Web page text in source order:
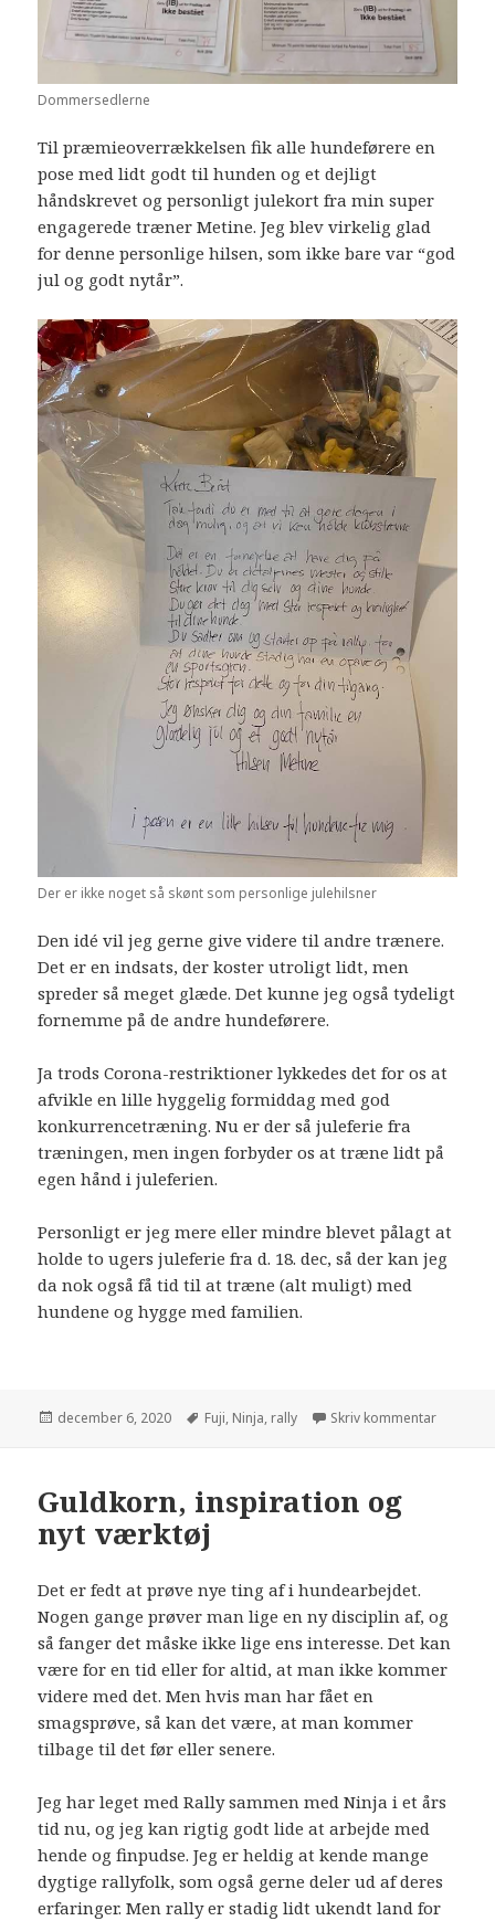
Dommersedlerne
Til præmieoverrækkelsen fik alle hundeførere en
pose med lidt godt til hunden og et dejligt
håndskrevet og personligt julekort fra min super
engagerede træner Metine. Jeg blev virkelig glad
for denne personlige hilsen, som ikke bare var “god
jul og godt nytår”.
Der er ikke noget så skønt som personlige julehilsner
Den idé vil jeg gerne give videre til andre trænere.
Det er en indsats, der koster utroligt lidt, men
spreder så meget glæde. Det kunne jeg også tydeligt
fornemme på de andre hundeførere.
Ja trods Corona-restriktioner lykkedes det for os at
afvikle en lille hyggelig formiddag med god
konkurrencetræning. Nu er der så juleferie fra
træningen, men ingen forbyder os at træne lidt på
egen hånd i juleferien.
Personligt er jeg mere eller mindre blevet pålagt at
holde to ugers juleferie fra d. 18. dec, så der kan jeg
da nok også få tid til at træne (alt muligt) med
hundene og hygge med familien.
december 6, 2020 Fuji, Ninja, rally Skriv kommentar
Guldkorn, inspiration og
nyt værktøj
Det er fedt at prøve nye ting af i hundearbejdet.
Nogen gange prøver man lige en ny disciplin af, og
så fanger det måske ikke lige ens interesse. Det kan
være for en tid eller for altid, at man ikke kommer
videre med det. Men hvis man har fået en
smagsprøve, så kan det være, at man kommer
tilbage til det før eller senere.
Jeg har leget med Rally sammen med Ninja i et års
tid nu, og jeg kan rigtig godt lide at arbejde med
hende og finpudse. Jeg er heldig at kende mange
dygtige rallyfolk, som også gerne deler ud af deres
erfaringer. Men rally er stadig lidt ukendt land for